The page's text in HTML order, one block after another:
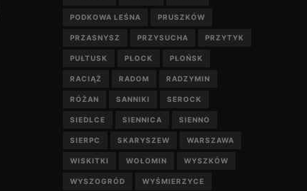
PODKOWA LEŚNA PRUSZKÓW
PRZASNYSZ PRZYSUCHA PRZYTYK
PUŁTUSK PŁOCK PŁOŃSK
RACIĄŻ RADOM RADZYMIN
RÓŻAN SANNIKI SEROCK
SIEDLCE SIENNICA SIENNO
SIERPC SKARYSZEW WARSZAWA
WISKITKI WOŁOMIN WYSZKÓW
WYSZOGRÓD WYŚMIERZYCE